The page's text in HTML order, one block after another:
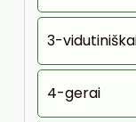
3-
4-gerai